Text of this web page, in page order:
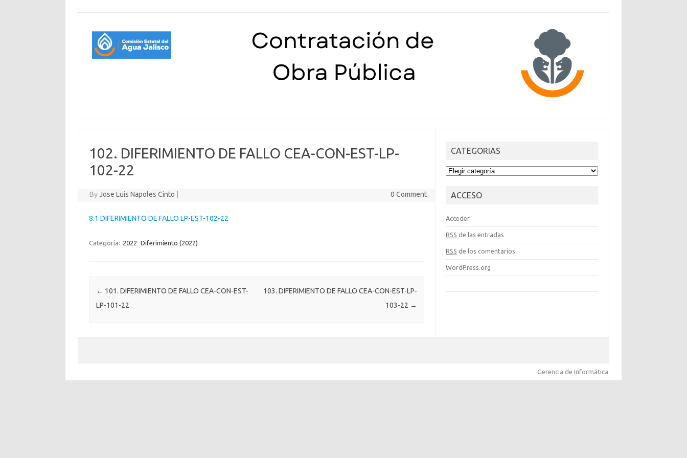
102. DIFERIMIENTO DE FALLO CEA-CON-EST-LP-
102-22
ByJose Luis Napoles Cinto 0 Comment
8.1 DIFERIMIENTO DE FALLO LP-EST-102-22
Categoría: 2022 Diferimiento (2022)
Post navigation
← 101. DIFERIMIENTO DE FALLO CEA-CON-EST-
LP-101-22
103. DIFERIMIENTO DE FALLO CEA-CON-EST-LP-
103-22 →
CATEGORIAS
CATEGORIAS
ACCESO
Acceder
RSS de las entradas
RSS de los comentarios
WordPress.org
Gerencia de Informática